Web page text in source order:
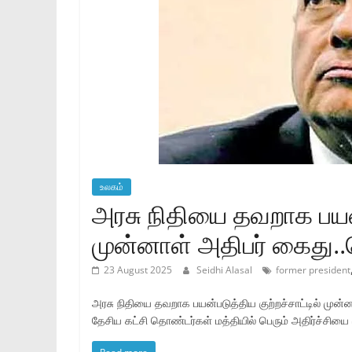
உலகம்
அரசு நிதியை தவறாக
முன்னாள் அதிபர்
23 August 2025 Seidhi Alasal former president,
அரசு நிதியை தவறாக பயன்படுத்திய குற்றச்சாட்டில்
தேசிய கட்சி தொண்டர்கள் மத்தியில் பெரும் அதிர்ச்சியை